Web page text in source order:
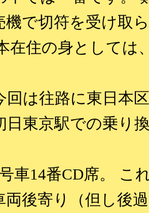
機で切符を受け取
在住の身としては
は往路に東日本
日東京駅での乗り
車14番CD席。 こ
両後寄り（但し後